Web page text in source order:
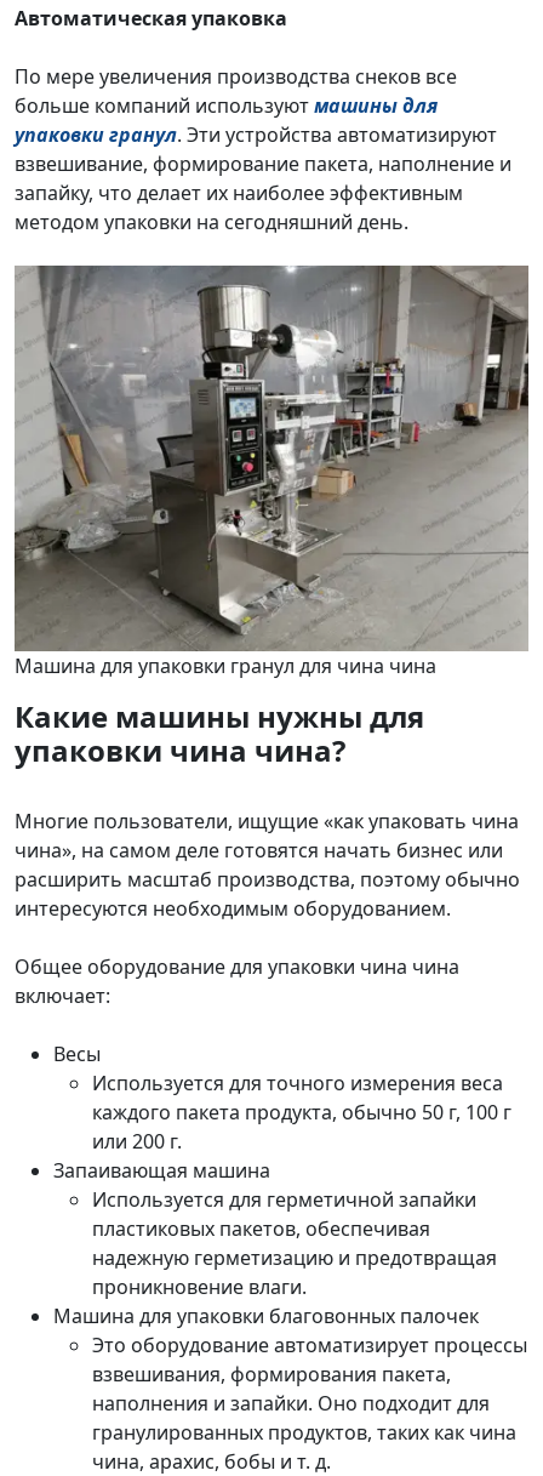
Автоматическая упаковка
По мере увеличения производства снеков все
больше компаний используютмашины для
упаковки гранул. Эти устройства автоматизируют
взвешивание, формирование пакета, наполнение и
запайку, что делает их наиболее эффективным
методом упаковки на сегодняшний день.
Машина для упаковки гранул для чина чина
Какие машины нужны для
упаковки чина чина?
Многие пользователи, ищущие «как упаковать чина
чина», на самом деле готовятся начать бизнес или
расширить масштаб производства, поэтому обычно
интересуются необходимым оборудованием.
Общее оборудование для упаковки чина чина
включает:
Весы
Используется для точного измерения веса
каждого пакета продукта, обычно 50 г, 100 г
или 200 г.
Запаивающая машина
Используется для герметичной запайки
пластиковых пакетов, обеспечивая
надежную герметизацию и предотвращая
проникновение влаги.
Машина для упаковки благовонных палочек
Это оборудование автоматизирует процессы
взвешивания, формирования пакета,
наполнения и запайки. Оно подходит для
гранулированных продуктов, таких как чина
чина, арахис, бобы и т. д.